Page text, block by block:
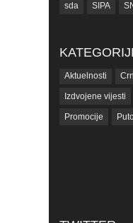
sda SIPA
Tužilaštvo KS
Aktuelnosti
Izdvojene vijesti
Promocije